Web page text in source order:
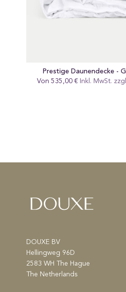
Prestige Daunendecke -
Regular
Von 535,00 € Inkl. MwSt.
DOUXE BV
Hellingweg 96D
2583 WH The Hague
The Netherlands